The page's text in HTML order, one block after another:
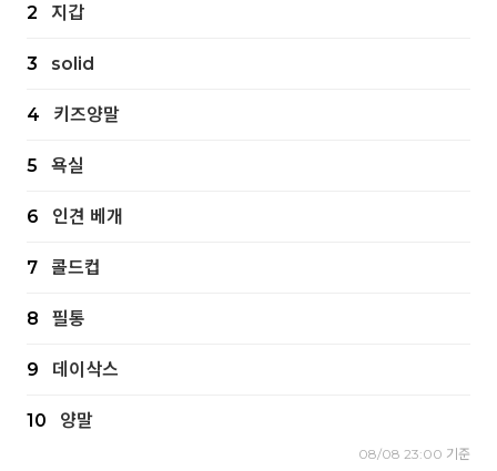
2 지갑
3 solid
4 키즈양말
5 욕실
6 인견 베개
7 콜드컵
8 필통
9 데이삭스
10 양말
08/08 23:00 기준